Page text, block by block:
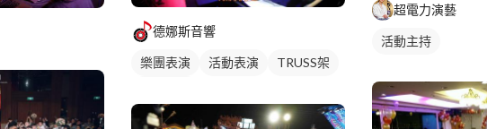
德娜斯音響
樂團表演 活動表演
TRUSS架
超電力演藝
活動主持